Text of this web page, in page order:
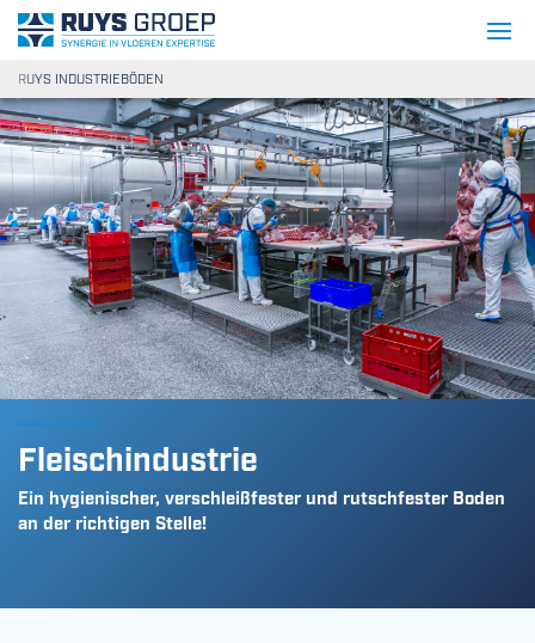
Gehe zum Inhalt
Ruys Apeldoorn Holding B.V.
RUYS INDUSTRIEBÖDEN
Fleischindustrie
Ein hygienischer, verschleißfester und rutschfester Boden
an der richtigen Stelle!